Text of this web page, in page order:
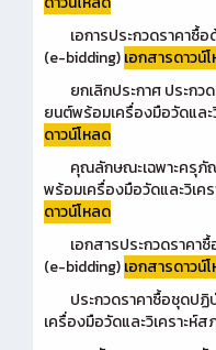
เอการประกวดราคาซื้
(e-bidding)เอกสารดาวน์
ยกเลิกประกาศ ประก
ยนต์พร้อมเครื่องมือวัดแล
ดาวน์โหลด
คุณลักษณะเฉพาะครุภั
พร้อมเครื่องมือวัดและวิเค
ดาวน์โหลด
เอกสารประกวดราคา
(e-bidding)เอกสารดาวน์
ประกวดราคาซื้อชุดป
เครื่องมือวัดและวิเคราะห์